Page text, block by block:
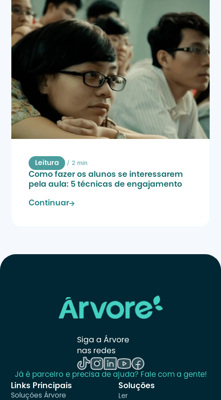
Leitura / 2 min
Como fazer os alunos se interessarem
pela aula: 5 técnicas de engajamento
Continuar
Siga a Árvore
nas redes
Já é parceiro e precisa de ajuda? Fale com a gente!
Links Principais
Soluções Árvore
Soluções
Ler